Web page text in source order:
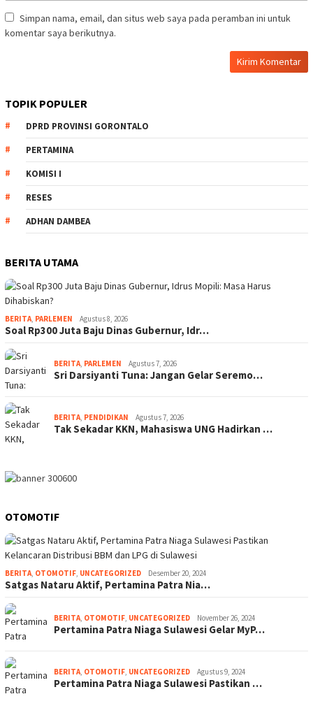
Simpan nama, email, dan situs web saya pada peramban ini untuk
komentar saya berikutnya.
TOPIK POPULER
DPRD PROVINSI GORONTALO
PERTAMINA
KOMISI I
RESES
ADHAN DAMBEA
BERITA UTAMA
BERITA PARLEMEN Agustus 8, 2026
Soal Rp300 Juta Baju Dinas Gubernur, Idr…
BERITA PARLEMEN Agustus 7, 2026
Sri Darsiyanti Tuna: Jangan Gelar Seremo…
BERITA PENDIDIKAN Agustus 7, 2026
Tak Sekadar KKN, Mahasiswa UNG Hadirkan …
OTOMOTIF
BERITA OTOMOTIF UNCATEGORIZED Desember 20, 2024
Satgas Nataru Aktif, Pertamina Patra Nia…
BERITA OTOMOTIF UNCATEGORIZED November 26, 2024
Pertamina Patra Niaga Sulawesi Gelar MyP…
BERITA OTOMOTIF UNCATEGORIZED Agustus 9, 2024
Pertamina Patra Niaga Sulawesi Pastikan …